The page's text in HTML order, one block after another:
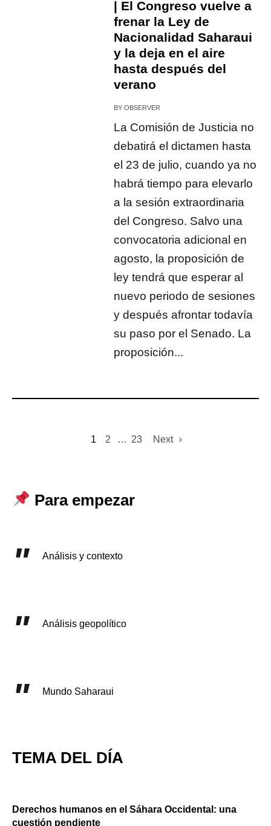
| El Congreso vuelve a
frenar la Ley de
Nacionalidad Saharaui
y la deja en el aire
hasta después del
verano
BYOBSERVER
La Comisión de Justicia no
debatirá el dictamen hasta
el 23 de julio, cuando ya no
habrá tiempo para elevarlo
a la sesión extraordinaria
del Congreso. Salvo una
convocatoria adicional en
agosto, la proposición de
ley tendrá que esperar al
nuevo periodo de sesiones
y después afrontar todavía
su paso por el Senado. La
proposición...
1 2 … 23 Next
Para empezar
Análisis y contexto
Análisis geopolítico
Mundo Saharaui
TEMA DEL DÍA
Derechos humanos en el Sáhara Occidental: una
cuestión pendiente